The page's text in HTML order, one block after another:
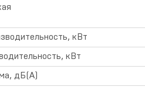
кВт
кВт
дБ(А)